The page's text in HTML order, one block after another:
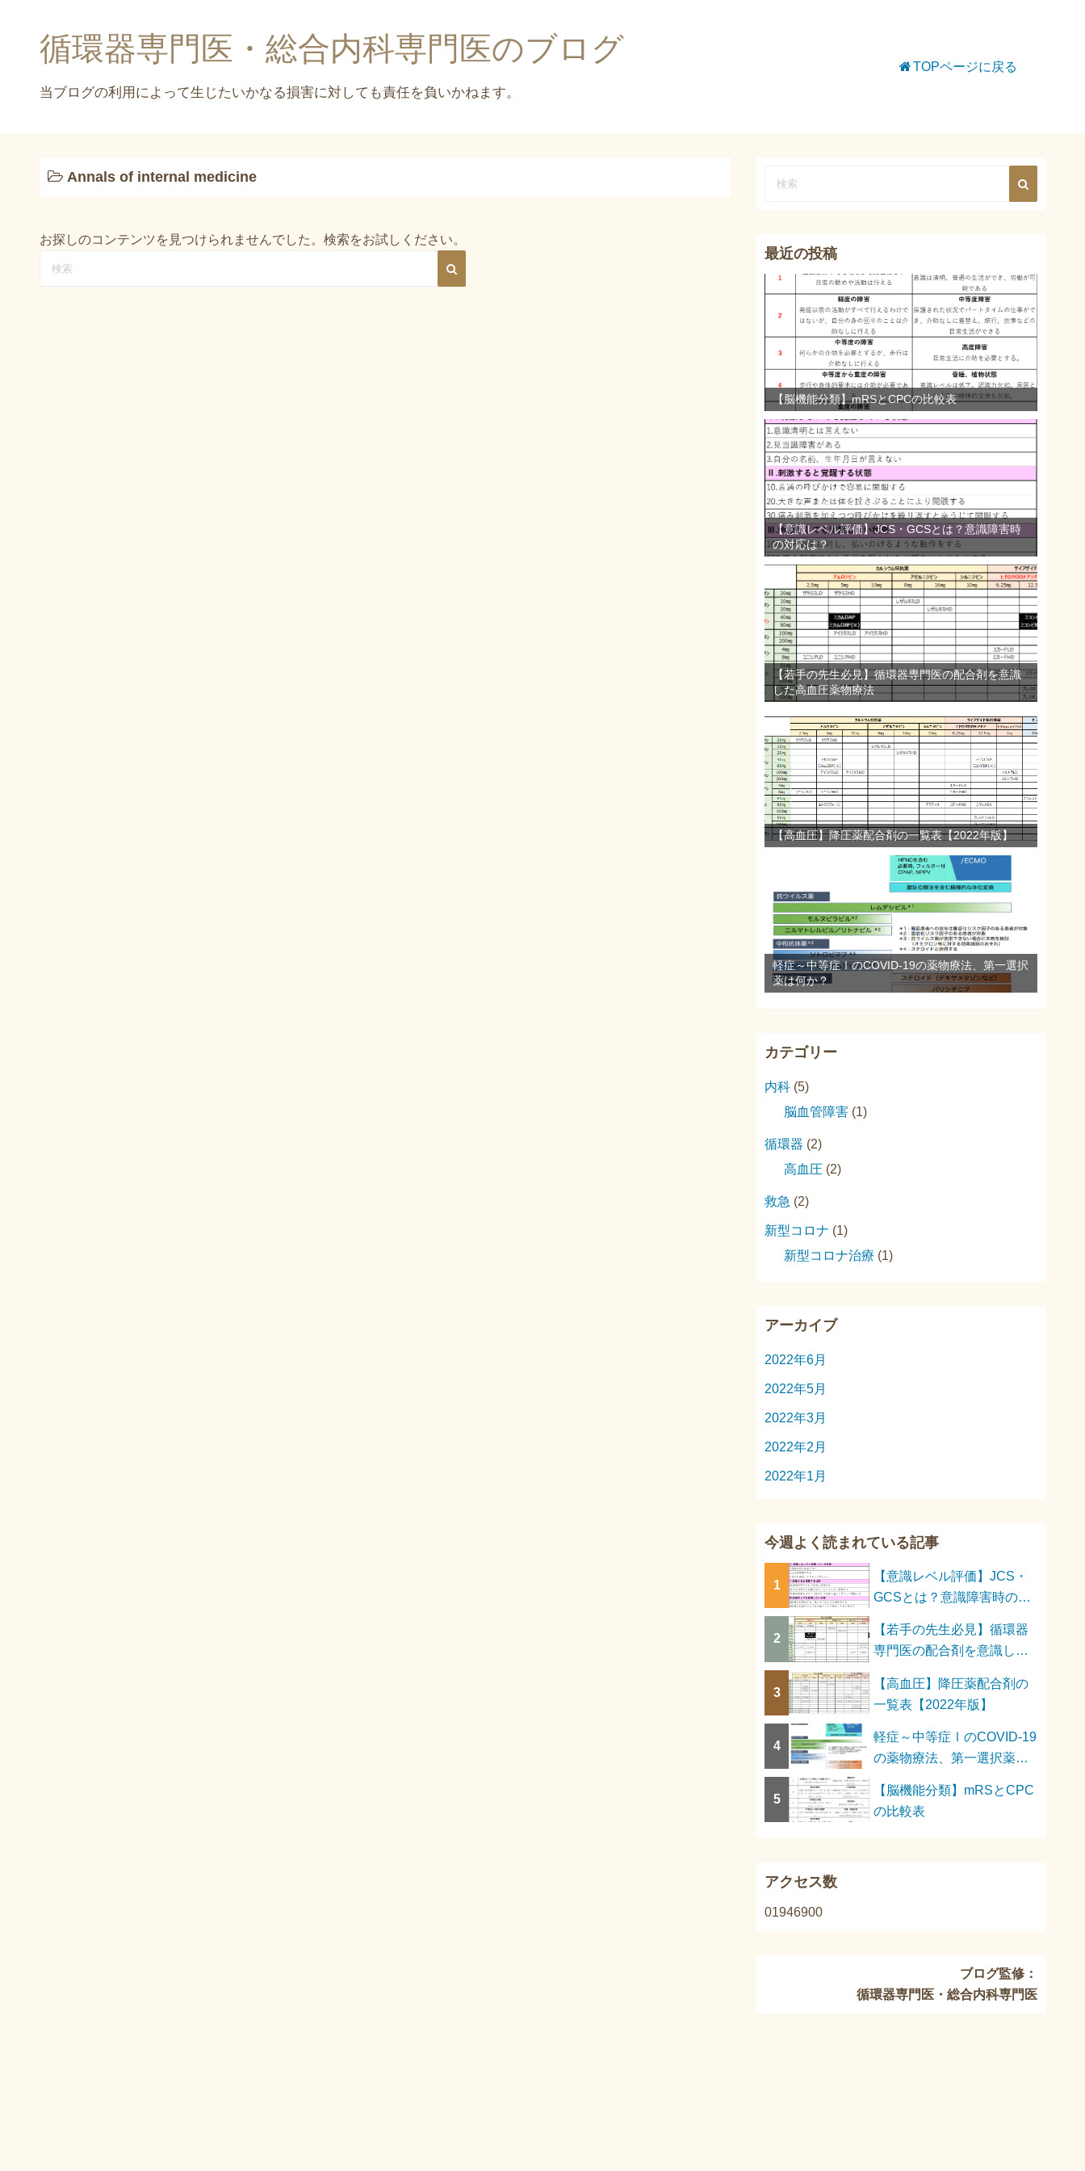
循環器専門医・総合内科専門医のブログ TOPページに戻る
Annals of internal medicine
お探しのコンテンツを見つけられませんでした。検索をお試しください。
最近の投稿
【脳機能分類】mRSとCPCの比較表
【意識レベル評価】JCS・GCSとは？意識障害時
の対応は？
【若手の先生必見】循環器専門医の配合剤を意識
した高血圧薬物療法
【高血圧】降圧薬配合剤の一覧表【2022年版】
軽症～中等症ⅠのCOVID-19の薬物療法、第一選択
薬は何か？
カテゴリー
内科 (5)
脳血管障害 (1)
循環器 (2)
高血圧 (2)
救急 (2)
新型コロナ (1)
新型コロナ治療 (1)
アーカイブ
2022年6月
2022年5月
2022年3月
2022年2月
2022年1月
今週よく読まれている記事
1
【意識レベル評価】JCS・
GCSとは？意識障害時の対
2
【若手の先生必見】循環器
専門医の配合剤を意識した
3
【高血圧】降圧薬配合剤の
一覧表【2022年版】
4
軽症～中等症ⅠのCOVID-19
の薬物療法、第一選択薬は
5
【脳機能分類】mRSとCPC
の比較表
アクセス数
1946900
ブログ監修：
循環器専門医・総合内科専門医